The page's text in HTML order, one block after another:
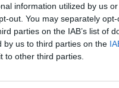
information utilized by us
out. You may separately
parties on the IAB’s list of
by us to third parties on the
to other third parties.
του στο Android και